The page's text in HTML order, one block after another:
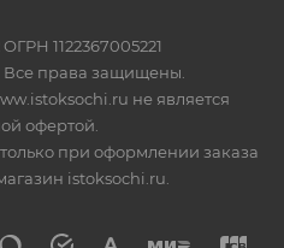
1122367005221
права защищены.
не является
офертой.
при оформлении заказа
istoksochi.ru.